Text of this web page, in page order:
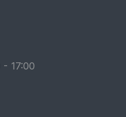
-17:00